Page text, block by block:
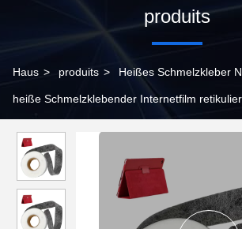
produits
Haus > produits > Heißes Schmelzkleber
heiße Schmelzklebender Internetfilm